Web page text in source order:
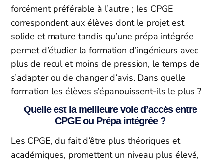
forcément préférable à l’autre ; les CPGE
correspondent aux élèves dont le projet est
solide et mature tandis qu’une prépa intégrée
permet d’étudier la formation d’ingénieurs avec
plus de recul et moins de pression, le temps de
s’adapter ou de changer d’avis. Dans quelle
formation les élèves s’épanouissent-ils le plus ?
Quelle est la meilleure voie d’accès entre
CPGE ou Prépa intégrée ?
Les CPGE, du fait d’être plus théoriques et
académiques, promettent un niveau plus élevé,